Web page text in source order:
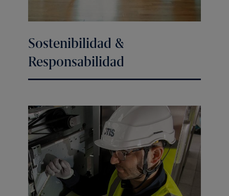
Sostenibilidad &
Responsabilidad